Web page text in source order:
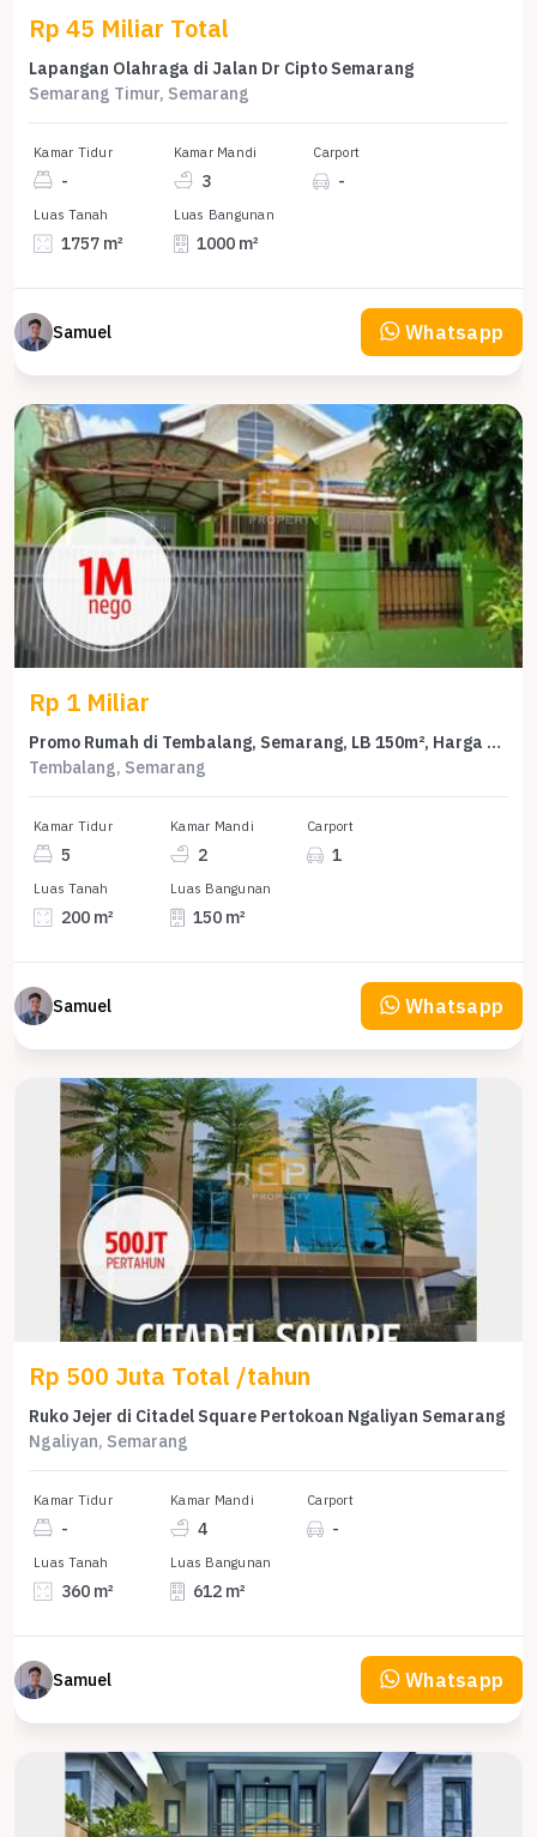
Rp 45 Miliar Total
Lapangan Olahraga di Jalan Dr Cipto Semarang
Semarang Timur, Semarang
Kamar Tidur
-
Kamar Mandi
3
Carport
-
Luas Tanah
1757 m²
Luas Bangunan
1000 m²
Samuel Whatsapp
Rp 1 Miliar
Promo Rumah di Tembalang, Semarang, LB 150m², Harga 1 Miliar
Tembalang, Semarang
Kamar Tidur
5
Kamar Mandi
2
Carport
1
Luas Tanah
200 m²
Luas Bangunan
150 m²
Samuel Whatsapp
Rp 500 Juta Total /tahun
Ruko Jejer di Citadel Square Pertokoan Ngaliyan Semarang
Ngaliyan, Semarang
Kamar Tidur
-
Kamar Mandi
4
Carport
-
Luas Tanah
360 m²
Luas Bangunan
612 m²
Samuel Whatsapp